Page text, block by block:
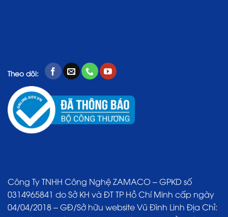
Theo dõi:
Công Ty TNHH Công Nghệ ZAMACO – GPKD số
0314965841 do Sở KH và ĐT TP Hồ Chí Minh cấp ngày
04/04/2018 – GĐ/Sở hữu website Vũ Đình Linh Địa Chỉ: